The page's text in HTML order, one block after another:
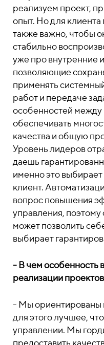
реализуем проект,
опыт. Но для
также важно, чтобы
стабильно
уже про внутренние
позволяющие
применять
работ и передаче
особенностей
обеспечивать
качества и общую
Уровень лидеров
даешь
именно это выбирает
клиент.
вопрос повышения
управления, поэтому
может позволить
выбирает
- В чем особенность
реализации
- Мы ориентированы
для этого лучшее,
управлении. Мы
предоставить